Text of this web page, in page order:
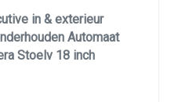
in & exterieur
Automaat
Stoelv 18 inch